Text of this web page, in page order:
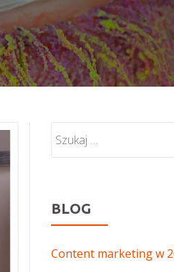
BLOG
Content marketing w